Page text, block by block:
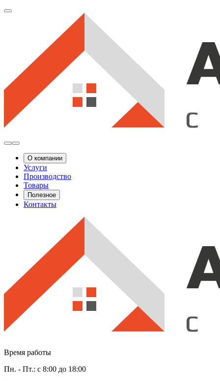
О компании
Услуги
Производство
Товары
Полезное
Контакты
Время работы
Пн. - Пт.: с 8:00 до 18:00